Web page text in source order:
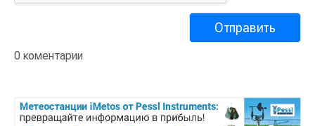
0 коментарии